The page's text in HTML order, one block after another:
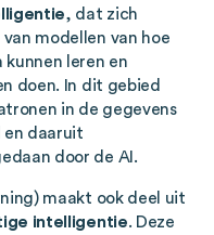
, dat zich
modellen van hoe
leren en
doen. In dit gebied
in de gegevens
daaruit
door de AI.
maakt ook deel uit
intelligentie. Deze